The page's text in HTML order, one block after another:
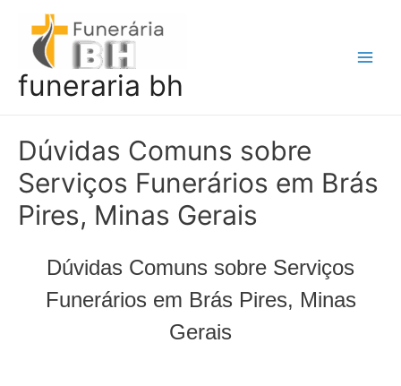
conteúdo
funeraria bh
Dúvidas Comuns sobre
Serviços Funerários em Brás
Pires, Minas Gerais
Dúvidas Comuns sobre Serviços
Funerários em Brás Pires, Minas
Gerais